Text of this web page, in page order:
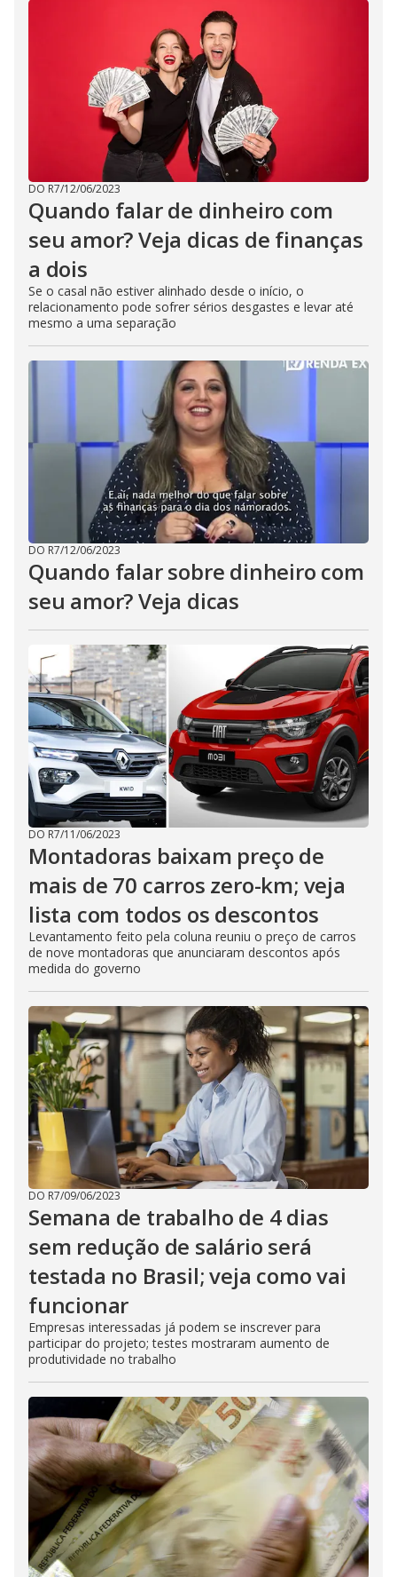
DO R7/12/06/2023
Quando falar de dinheiro com
seu amor? Veja dicas de finanças
a dois
Se o casal não estiver alinhado desde o início, o
relacionamento pode sofrer sérios desgastes e levar até
mesmo a uma separação
DO R7/12/06/2023
Quando falar sobre dinheiro com
seu amor? Veja dicas
DO R7/11/06/2023
Montadoras baixam preço de
mais de 70 carros zero-km; veja
lista com todos os descontos
Levantamento feito pela coluna reuniu o preço de carros
de nove montadoras que anunciaram descontos após
medida do governo
DO R7/09/06/2023
Semana de trabalho de 4 dias
sem redução de salário será
testada no Brasil; veja como vai
funcionar
Empresas interessadas já podem se inscrever para
participar do projeto; testes mostraram aumento de
produtividade no trabalho